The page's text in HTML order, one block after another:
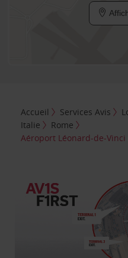
Accueil Services Avis
Italie
Rome
Aéroport Léonard-de-